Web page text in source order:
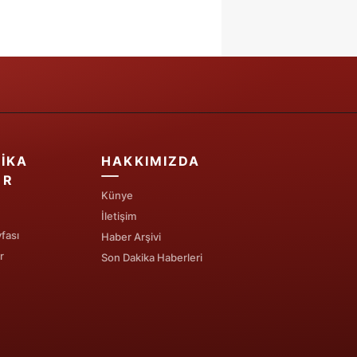
HAKKIMIZDA
Künye
İletişim
Haber Arşivi
Son Dakika Haberleri